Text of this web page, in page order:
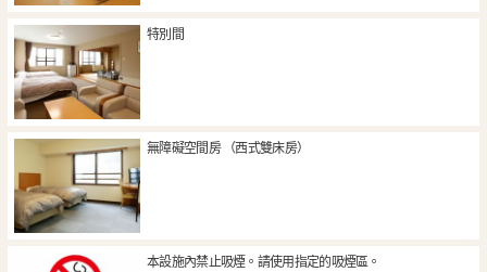
特別間
無障礙空間房 （西式雙床房）
本設施內禁止吸煙。請使用指定的吸煙區。